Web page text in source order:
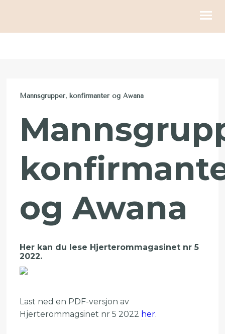
KALENDER
RESSURSER
OM OSS
GI
Mannsgrupper, konfirmanter og Awana
og Awana
Her kan du lese Hjerterommagasinet nr 5
2022.
Last ned en PDF-versjon av
Hjerterommagsinet nr 5 2022 her.